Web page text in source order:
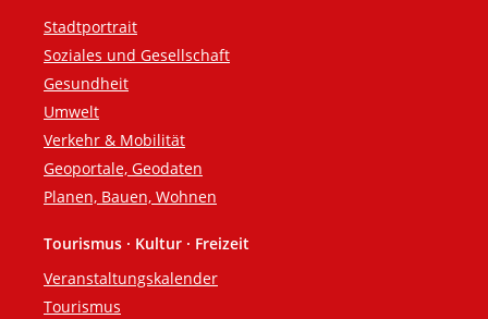
Stadtportrait
Soziales und Gesellschaft
Gesundheit
Umwelt
Verkehr & Mobilität
Geoportale, Geodaten
Planen, Bauen, Wohnen
Tourismus · Kultur · Freizeit
Veranstaltungskalender
Tourismus